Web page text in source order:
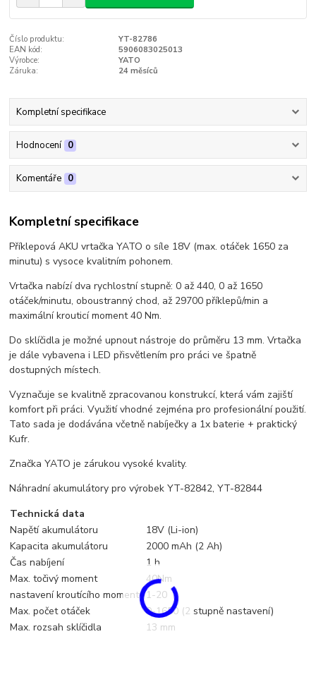
Číslo produktu:
YT-82786
EAN kód:
5906083025013
Výrobce:
YATO
Záruka:
24 měsíců
Kompletní specifikace
Hodnocení 0
Komentáře 0
Kompletní specifikace
Příklepová AKU vrtačka YATO o síle 18V (max. otáček 1650 za
minutu) s vysoce kvalitním pohonem.
Vrtačka nabízí dva rychlostní stupně: 0 až 440, 0 až 1650
otáček/minutu, oboustranný chod, až 29700 příklepů/min a
maximální krouticí moment 40 Nm.
Do sklíčidla je možné upnout nástroje do průměru 13 mm. Vrtačka
je dále vybavena i LED přisvětlením pro práci ve špatně
dostupných místech.
Vyznačuje se kvalitně zpracovanou konstrukcí, která vám zajiští
komfort při práci. Využití vhodné zejména pro profesionální použití.
Tato sada je dodávána včetně nabíječky a 1x baterie + praktický
Kufr.
Značka YATO je zárukou vysoké kvality.
Náhradní akumulátory pro výrobek YT-82842, YT-82844
Technická data
Napětí akumulátoru
18V (Li-ion)
Kapacita akumulátoru
2000 mAh (2 Ah)
Čas nabíjení
1 h
Max. točivý moment
40Nm
nastavení kroutícího momentu1-20
Max. počet otáček
0-1650 (2 stupně nastavení)
Max. rozsah sklíčidla
13 mm